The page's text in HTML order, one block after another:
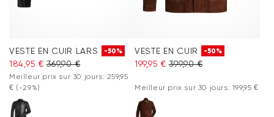
VESTE EN CUIR LARS -50%
184,95 € 369,90 €
Meilleur prix sur 30 jours: 259,95
€ (-29%)
VESTE EN CUIR -50%
199,95 € 399,90 €
Meilleur prix sur 30 jours: 199,95 €